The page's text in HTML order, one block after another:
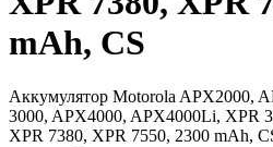
mAh, CS
Аккумулятор Motorola APX2000,
3000, APX4000, APX4000Li, XPR
XPR 7380, XPR 7550, 2300 mAh,